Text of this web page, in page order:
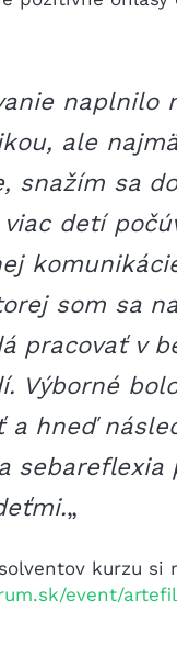
naplnilo
ale
snažím sa
detí
som sa
pracovať v
Výborné
a hneď
„
kurzu
event/